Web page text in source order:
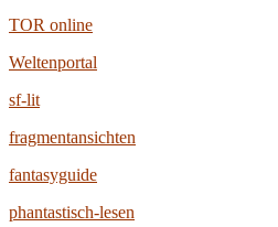
TOR online
Weltenportal
sf-lit
fragmentansichten
fantasyguide
phantastisch-lesen